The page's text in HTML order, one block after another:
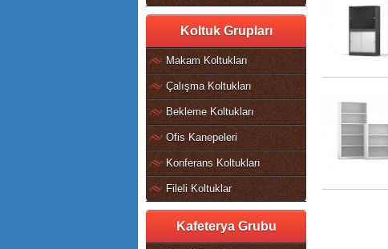
Koltuk Grupları
Makam Koltukları
Çalışma Koltukları
Bekleme Koltukları
Ofis Kanepeleri
Konferans Koltukları
Fileli Koltuklar
Kafeterya Grubu